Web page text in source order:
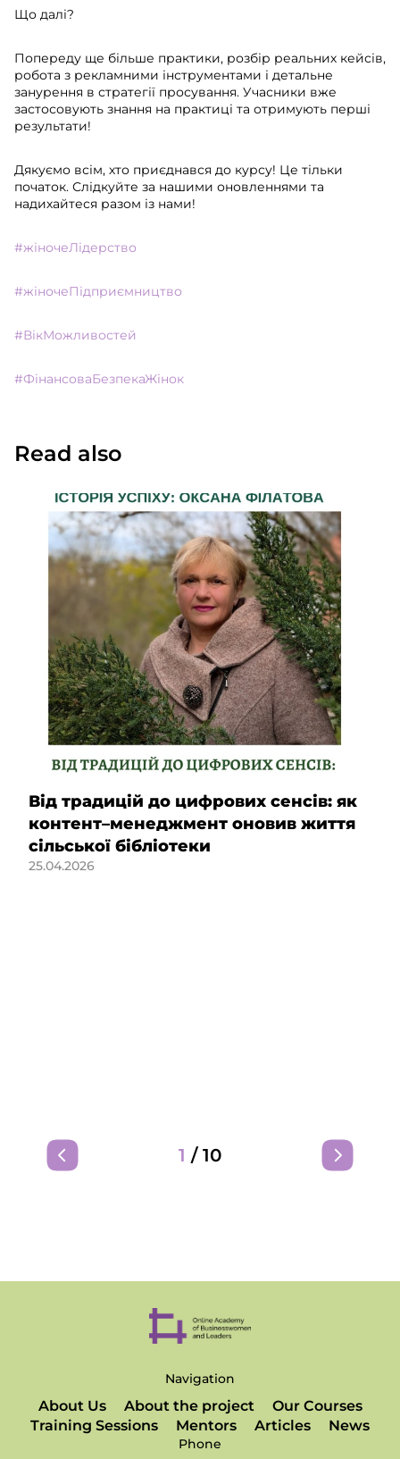
Що далі?
Попереду ще більше практики, розбір реальних кейсів,
робота з рекламними інструментами і детальне
занурення в стратегії просування. Учасники вже
застосовують знання на практиці та отримують перші
результати!
Дякуємо всім, хто приєднався до курсу! Це тільки
початок. Слідкуйте за нашими оновленнями та
надихайтеся разом із нами!
#жіночеЛідерство
#жіночеПідприємництво
#ВікМожливостей
#ФінансоваБезпекаЖінок
Read also
Від традицій до цифрових сенсів: як
контент–менеджмент оновив життя
сільської бібліотеки
25.04.2026
1 / 10
Navigation
About Us About the project
Our Courses
Training Sessions
Mentors Articles News
Phone